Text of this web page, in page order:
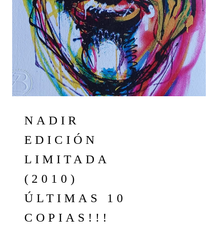
NADIR
EDICIÓN
LIMITADA
(2010)
ÚLTIMAS 10
COPIAS!!!